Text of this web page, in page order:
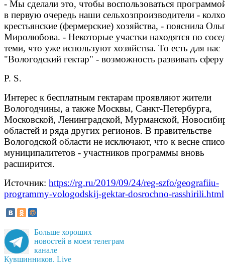
- Мы сделали это, чтобы воспользоваться
в первую очередь наши сельхозпроизводители -
крестьянские (фермерские) хозяйства, - пояснила
Миролюбова. - Некоторые участки находятся по
теми, что уже используют хозяйства. То есть для нас
"Вологодский гектар" - возможность развивать
P. S.
Интерес к бесплатным гектарам проявляют жители
Вологодчины, а также Москвы, Санкт-Петербурга,
Московской, Ленинградской, Мурманской,
областей и ряда других регионов. В правительстве
Вологодской области не исключают, что к весне
муниципалитетов - участников программы вновь
расширится.
Источник: https://rg.ru/2019/09/24/reg-szfo/geografiiu-
programmy-vologodskij-gektar-dosrochno-rasshirili.html
Больше хороших
новостей в моем телеграм
канале
Кувшинников. Live